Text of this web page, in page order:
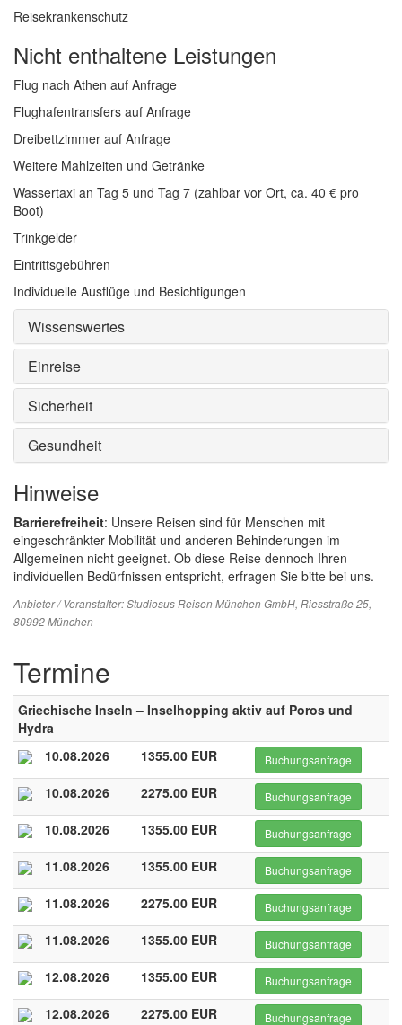
Reisekrankenschutz
Nicht enthaltene Leistungen
Flug nach Athen auf Anfrage
Flughafentransfers auf Anfrage
Dreibettzimmer auf Anfrage
Weitere Mahlzeiten und Getränke
Wassertaxi an Tag 5 und Tag 7 (zahlbar vor Ort, ca. 40 € pro
Boot)
Trinkgelder
Eintrittsgebühren
Individuelle Ausflüge und Besichtigungen
Wissenswertes
Einreise
Sicherheit
Gesundheit
Hinweise
Barrierefreiheit: Unsere Reisen sind für Menschen mit
eingeschränkter Mobilität und anderen Behinderungen im
Allgemeinen nicht geeignet. Ob diese Reise dennoch Ihren
individuellen Bedürfnissen entspricht, erfragen Sie bitte bei uns.
Anbieter / Veranstalter:Studiosus Reisen München GmbH, Riesstraße 25,
80992 München
Termine
Griechische Inseln – Inselhopping aktiv auf Poros und
Hydra
10.08.2026
1355.00 EUR Buchungsanfrage
10.08.2026 2275.00 EUR Buchungsanfrage
10.08.2026 1355.00 EUR Buchungsanfrage
11.08.2026 1355.00 EUR Buchungsanfrage
11.08.2026 2275.00 EUR Buchungsanfrage
11.08.2026 1355.00 EUR Buchungsanfrage
12.08.2026 1355.00 EUR Buchungsanfrage
12.08.2026 2275.00 EUR Buchungsanfrage